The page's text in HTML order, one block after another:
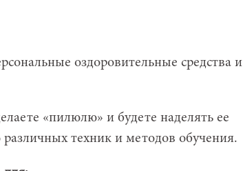
оздоровительные средства и
«пилюлю» и будете наделять ее
техник и методов обучения.